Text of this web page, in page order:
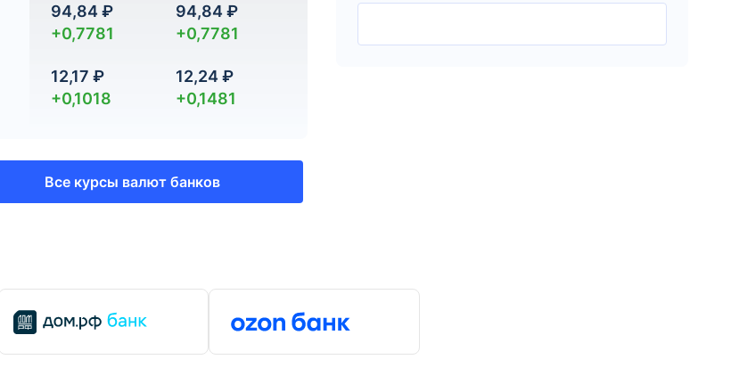
94,84 ₽
+0,7781
12,17 ₽
+0,1018
94,84 ₽
+0,7781
12,24 ₽
+0,1481
Все курсы валют банков